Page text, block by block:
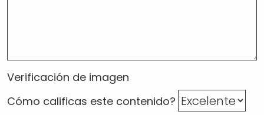
Verificación de imagen
Cómo calificas este contenido?